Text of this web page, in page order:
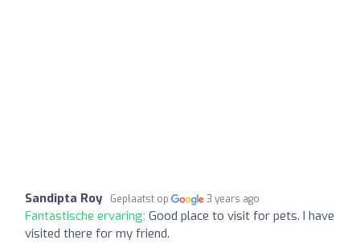
Sandipta Roy Geplaatst op 3 years ago
Fantastische ervaring: Good place to visit for pets. I have
visited there for my friend.